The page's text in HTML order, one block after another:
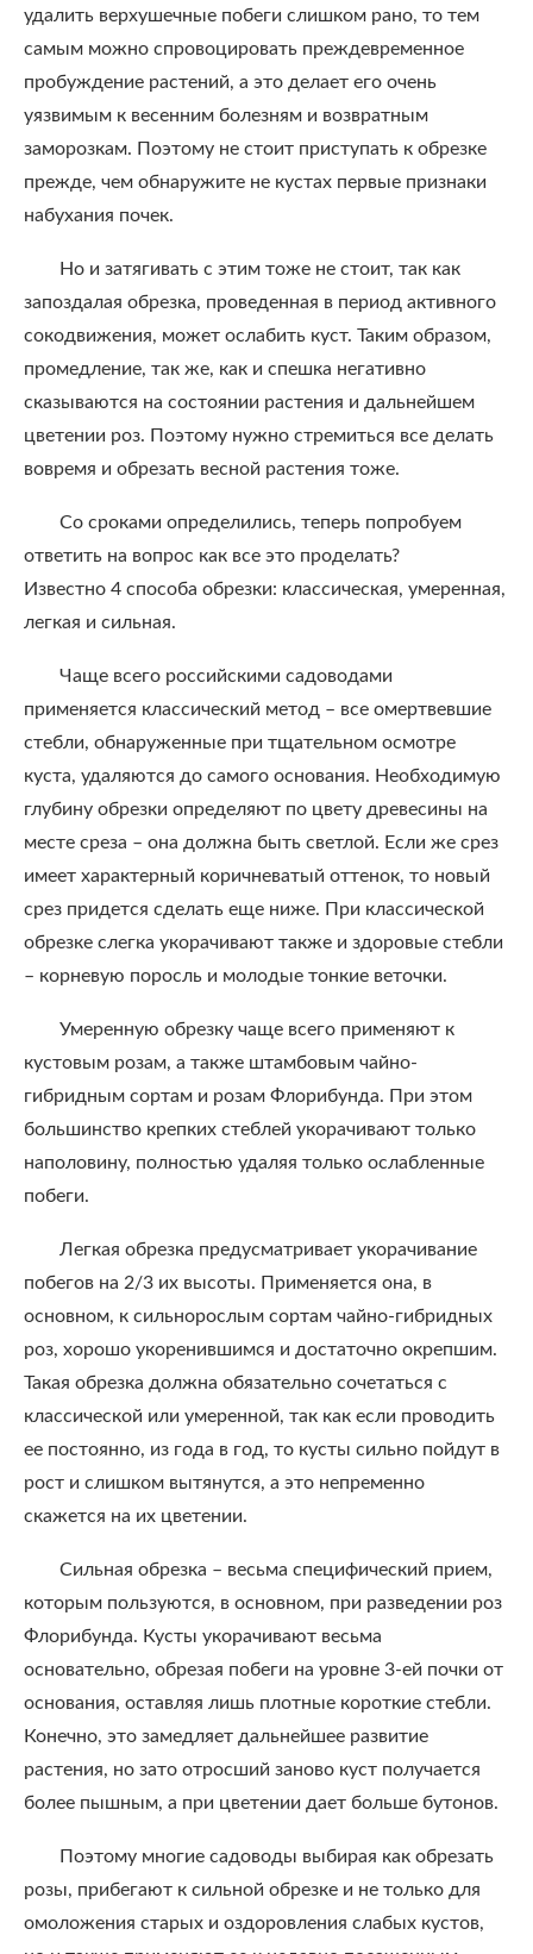
удалить верхушечные побеги слишком рано, то тем
самым можно спровоцировать преждевременное
пробуждение растений, а это делает его очень
уязвимым к весенним болезням и возвратным
заморозкам. Поэтому не стоит приступать к обрезке
прежде, чем обнаружите не кустах первые признаки
набухания почек.
Но и затягивать с этим тоже не стоит, так как
запоздалая обрезка, проведенная в период активного
сокодвижения, может ослабить куст. Таким образом,
промедление, так же, как и спешка негативно
сказываются на состоянии растения и дальнейшем
цветении роз. Поэтому нужно стремиться все делать
вовремя и обрезать весной растения тоже.
Со сроками определились, теперь попробуем
ответить на вопрос как все это проделать?
Известно 4 способа обрезки: классическая, умеренная,
легкая и сильная.
Чаще всего российскими садоводами
применяется классический метод – все омертвевшие
стебли, обнаруженные при тщательном осмотре
куста, удаляются до самого основания. Необходимую
глубину обрезки определяют по цвету древесины на
месте среза – она должна быть светлой. Если же срез
имеет характерный коричневатый оттенок, то новый
срез придется сделать еще ниже. При классической
обрезке слегка укорачивают также и здоровые стебли
– корневую поросль и молодые тонкие веточки.
Умеренную обрезку чаще всего применяют к
кустовым розам, а также штамбовым чайно-
гибридным сортам и розам Флорибунда. При этом
большинство крепких стеблей укорачивают только
наполовину, полностью удаляя только ослабленные
побеги.
Легкая обрезка предусматривает укорачивание
побегов на 2/3 их высоты. Применяется она, в
основном, к сильнорослым сортам чайно-гибридных
роз, хорошо укоренившимся и достаточно окрепшим.
Такая обрезка должна обязательно сочетаться с
классической или умеренной, так как если проводить
ее постоянно, из года в год, то кусты сильно пойдут в
рост и слишком вытянутся, а это непременно
скажется на их цветении.
Сильная обрезка – весьма специфический прием,
которым пользуются, в основном, при разведении роз
Флорибунда. Кусты укорачивают весьма
основательно, обрезая побеги на уровне 3-ей почки от
основания, оставляя лишь плотные короткие стебли.
Конечно, это замедляет дальнейшее развитие
растения, но зато отросший заново куст получается
более пышным, а при цветении дает больше бутонов.
Поэтому многие садоводы выбирая как обрезать
розы, прибегают к сильной обрезке и не только для
омоложения старых и оздоровления слабых кустов,